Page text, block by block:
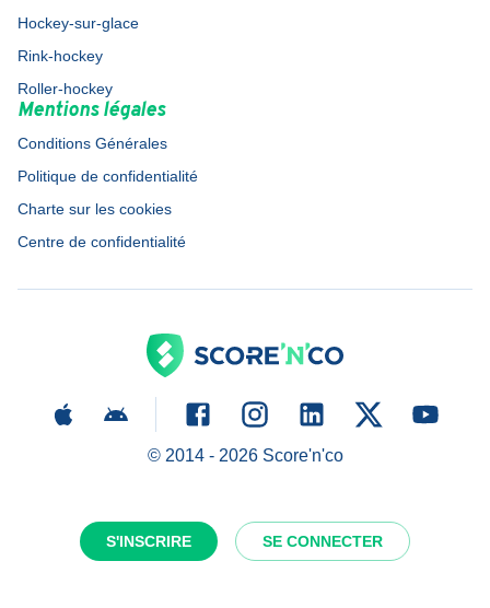
S'INSCRIRE SE CONNECTER
Hockey-sur-glace
Rink-hockey
Roller-hockey
Mentions légales
Conditions Générales
Politique de confidentialité
Charte sur les cookies
Centre de confidentialité
© 2014 - 2026Score'n'co